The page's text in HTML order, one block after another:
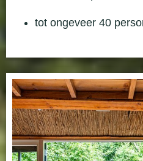
tot ongeveer 40